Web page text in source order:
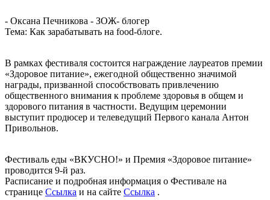
- Оксана Печникова - ЗОЖ- блогер
Тема: Как зарабатывать на food-блоге.
В рамках фестиваля состоится награждение лауреатов премии
«Здоровое питание», ежегодной общественно значимой
награды, призванной способствовать привлечению
общественного внимания к проблеме здоровья в общем и
здорового питания в частности. Ведущим церемонии
выступит продюсер и телеведущий Первого канала Антон
Привольнов.
Фестиваль еды «ВКУСНО!» и Премия «Здоровое питание»
проводится 9-й раз.
Расписание и подробная информация о Фестивале на
странице Ссылка и на сайте Ссылка .